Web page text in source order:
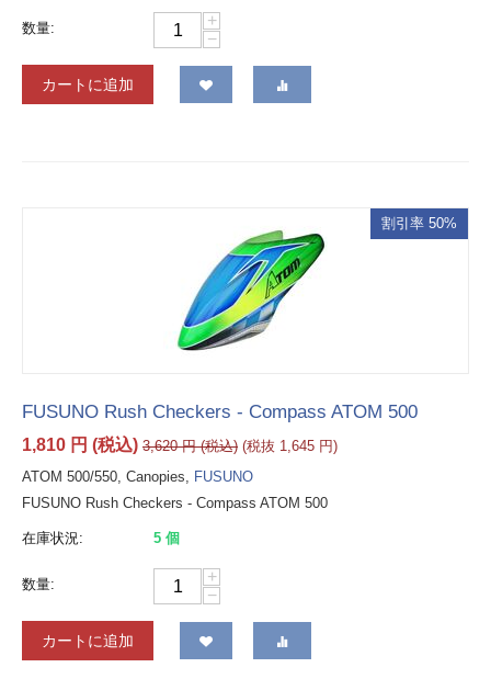
数量:
+
−
カートに追加
割引率 50%
FUSUNO Rush Checkers - Compass ATOM 500
1,810 円 (税込) 3,620 円(税込) (税抜 1,645 円)
ATOM 500/550, Canopies, FUSUNO
FUSUNO Rush Checkers - Compass ATOM 500
在庫状況: 5 個
数量:
+
−
カートに追加